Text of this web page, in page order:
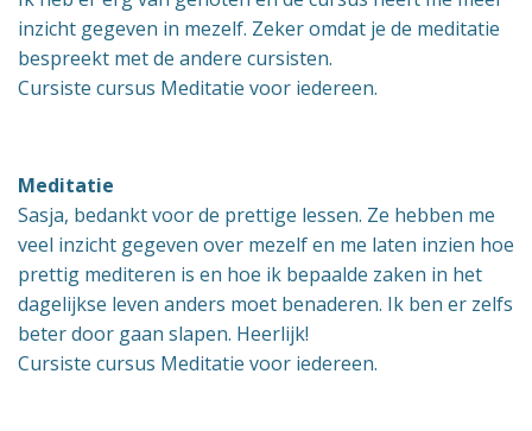
inzicht gegeven in mezelf. Zeker omdat je de meditatie
bespreekt met de andere cursisten.
Cursiste cursus Meditatie voor iedereen.
Meditatie
Sasja, bedankt voor de prettige lessen. Ze hebben me
veel inzicht gegeven over mezelf en me laten inzien hoe
prettig mediteren is en hoe ik bepaalde zaken in het
dagelijkse leven anders moet benaderen. Ik ben er zelfs
beter door gaan slapen. Heerlijk!
Cursiste cursus Meditatie voor iedereen.